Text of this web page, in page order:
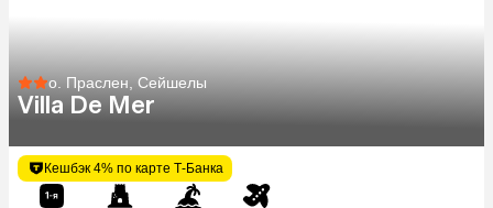
о. Праслен, Сейшелы
Villa De Mer
Кешбэк 4% по карте Т-Банка